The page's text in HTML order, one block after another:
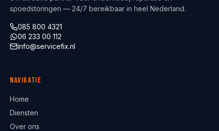
spoedstoringen — 24/7 bereikbaar in heel Nederland.
085 800 4321
06 233 00 112
info@servicefix.nl
Navigatie
Home
Diensten
Over ons